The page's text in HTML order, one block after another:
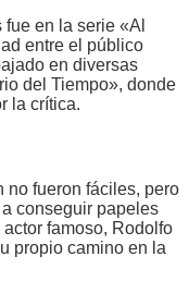
en la serie «Al
entre el público
en diversas
del Tiempo», donde
la crítica.
no fueron fáciles, pero
conseguir papeles
famoso, Rodolfo
propio camino en la